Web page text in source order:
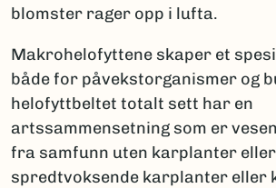
blomster rager opp i lufta.
Makrohelofyttene skaper et
både for påvekstorganismer og
helofyttbeltet totalt sett har en
artssammensetning som er
fra samfunn uten karplanter
spredtvoksende karplanter eller